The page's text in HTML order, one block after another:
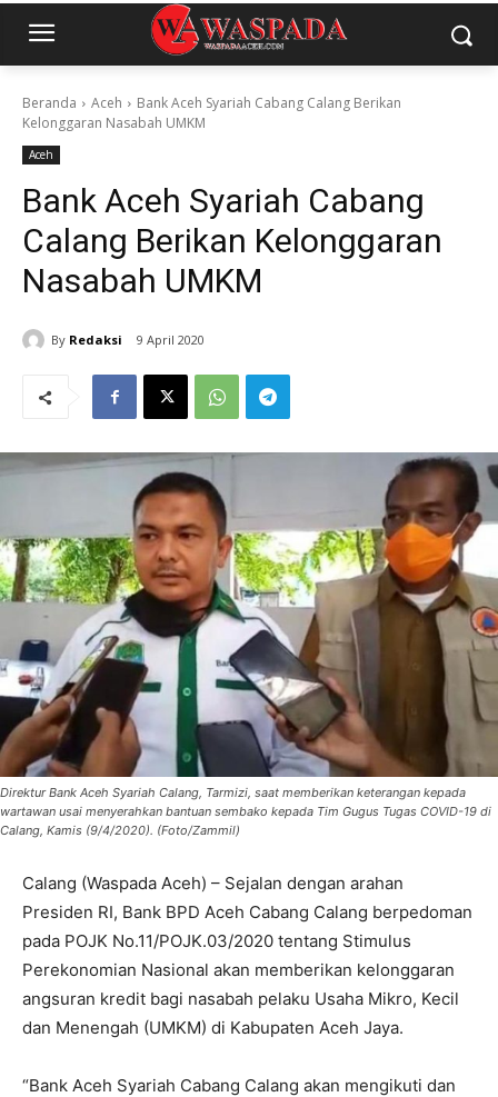
Beranda Aceh
Bank Aceh Syariah Cabang Calang Berikan
Kelonggaran Nasabah UMKM
Aceh
Bank Aceh Syariah Cabang
Calang Berikan Kelonggaran
Nasabah UMKM
By Redaksi 9 April 2020
Direktur Bank Aceh Syariah Calang, Tarmizi, saat memberikan keterangan kepada
wartawan usai menyerahkan bantuan sembako kepada Tim Gugus Tugas COVID-19 di
Calang, Kamis (9/4/2020). (Foto/Zammil)
Calang (Waspada Aceh) – Sejalan dengan arahan
Presiden RI, Bank BPD Aceh Cabang Calang berpedoman
pada POJK No.11/POJK.03/2020 tentang Stimulus
Perekonomian Nasional akan memberikan kelonggaran
angsuran kredit bagi nasabah pelaku Usaha Mikro, Kecil
dan Menengah (UMKM) di Kabupaten Aceh Jaya.
“Bank Aceh Syariah Cabang Calang akan mengikuti dan